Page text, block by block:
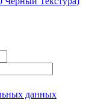
данных